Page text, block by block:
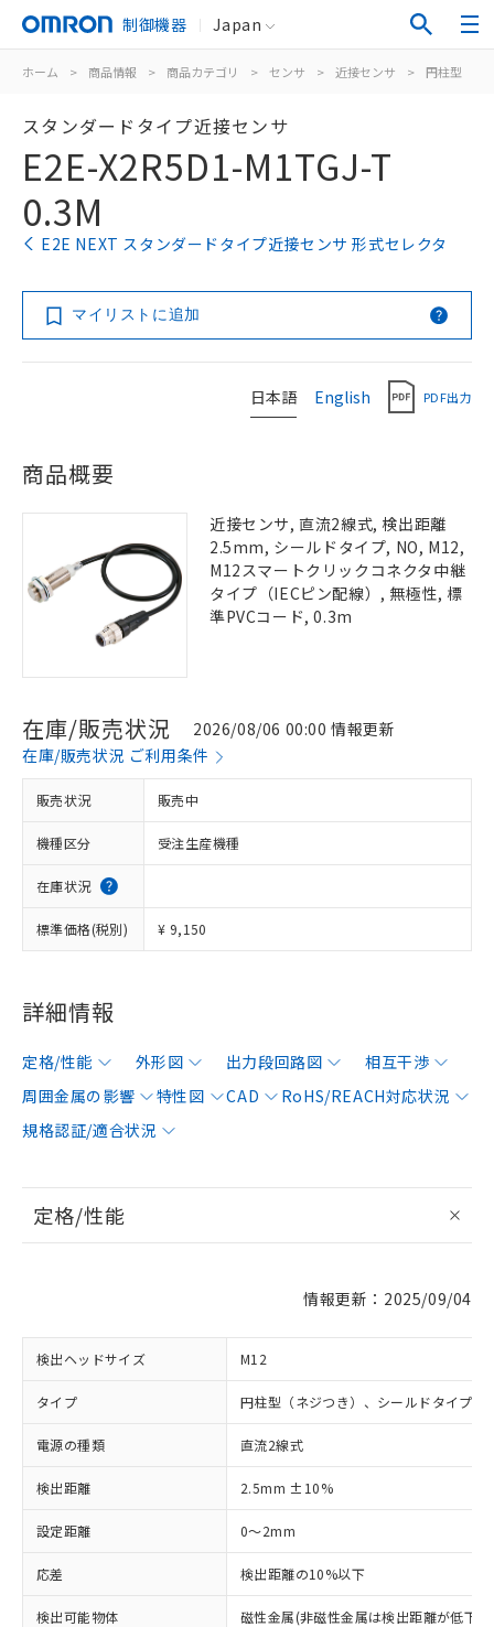
制御機器 Japan
ホーム > 商品情報 > 商品カテゴリ > センサ > 近接センサ > 円柱型
スタンダードタイプ近接センサ
E2E-X2R5D1-M1TGJ-T
0.3M
E2E NEXT スタンダードタイプ近接センサ 形式セレクタ
マイリストに追加
日本語 English PDF出力
商品概要
近接センサ, 直流2線式, 検出距離
2.5mm, シールドタイプ, NO, M12,
M12スマートクリックコネクタ中継
タイプ（IECピン配線）, 無極性, 標
準PVCコード, 0.3m
在庫/販売状況
2026/08/06 00:00 情報更新
在庫/販売状況 ご利用条件
販売状況 販売中
機種区分 受注生産機種
在庫状況
標準価格(税別) ¥ 9,150
詳細情報
定格/性能 外形図 出力段回路図
相互干渉
周囲金属の影響
特性図 CAD
RoHS/REACH対応状況
規格認証/適合状況
定格/性能
情報更新：2025/09/04
検出ヘッドサイズ M12
タイプ 円柱型（ネジつき）、シールドタイプ
電源の種類 直流2線式
検出距離 2.5mm ±10%
設定距離 0～2mm
応差 検出距離の10%以下
検出可能物体 磁性金属(非磁性金属は検出距離が低下